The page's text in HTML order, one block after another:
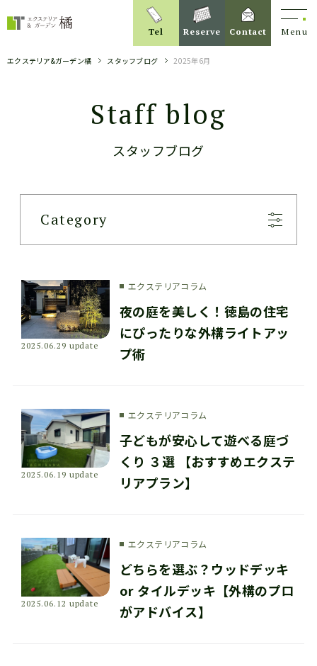
Menu
Tel Reserve Contact
エクステリア&ガーデン橘 スタッフブログ 2025年6月
Staff blog
スタッフブログ
Category
2025.06.29 update
エクステリアコラム
夜の庭を美しく！徳島の住宅
にぴったりな外構ライトアッ
プ術
2025.06.19 update
エクステリアコラム
子どもが安心して遊べる庭づ
くり ３選 【おすすめエクステ
リアプラン】
2025.06.12 update
エクステリアコラム
どちらを選ぶ？ウッドデッキ
or タイルデッキ【外構のプロ
がアドバイス】